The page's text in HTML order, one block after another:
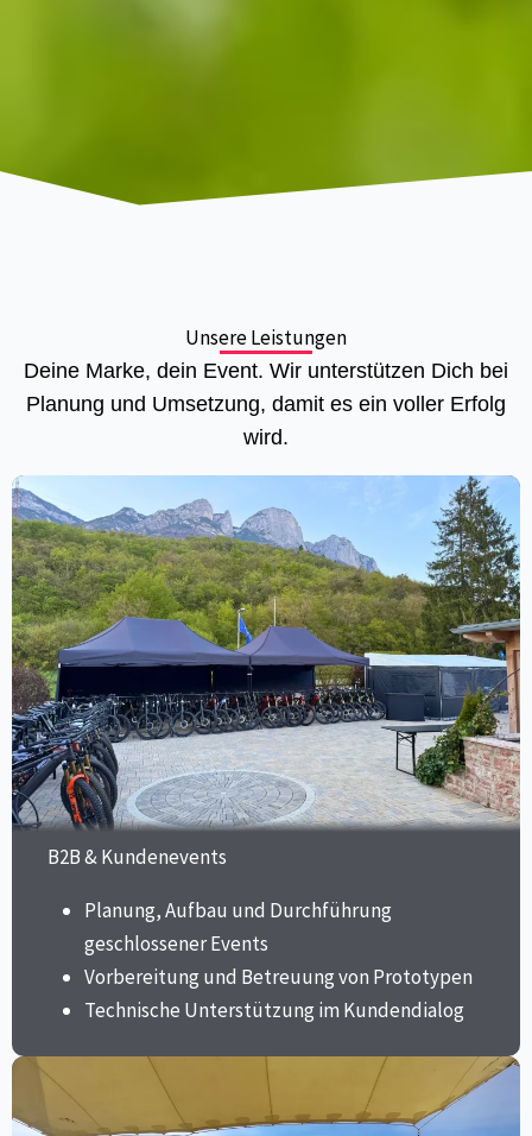
Unsere Leistungen
Deine Marke, dein Event. Wir unterstützen Dich bei
Planung und Umsetzung, damit es ein voller Erfolg
wird.
B2B & Kundenevents
Planung, Aufbau und Durchführung
geschlossener Events
Vorbereitung und Betreuung von Prototypen
Technische Unterstützung im Kundendialog